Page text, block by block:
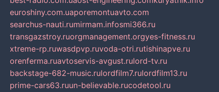
euroshiny.com.uaporemontuavto.com
searchus-nauti.rumirmam.infosmi366.ru
transgazstroy.ruorgmanagement.orgyes-fitness.ru
xtreme-rp.ruwasdpvp.ruvoda-otri.rutishinapve.ru
orenferma.ruavtoservis-avgust.rulord-tv.ru
backstage-682-music.rulordfilm7.rulordfilm13.ru
prime-cars63.ruun-believable.rucodetool.ru